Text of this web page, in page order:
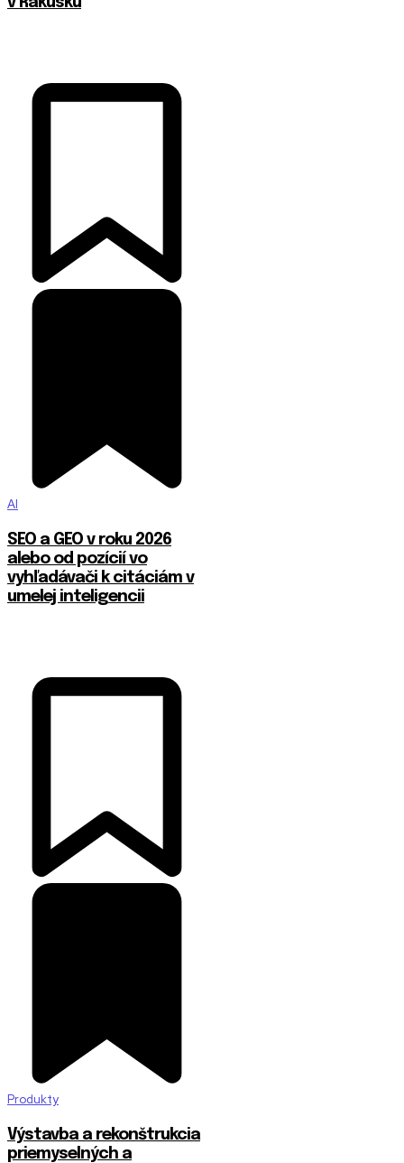
AI
SEO a GEO v roku 2026
alebo od pozícií vo
vyhľadávači k citáciám v
umelej inteligencii
Produkty
Výstavba a rekonštrukcia
priemyselných a